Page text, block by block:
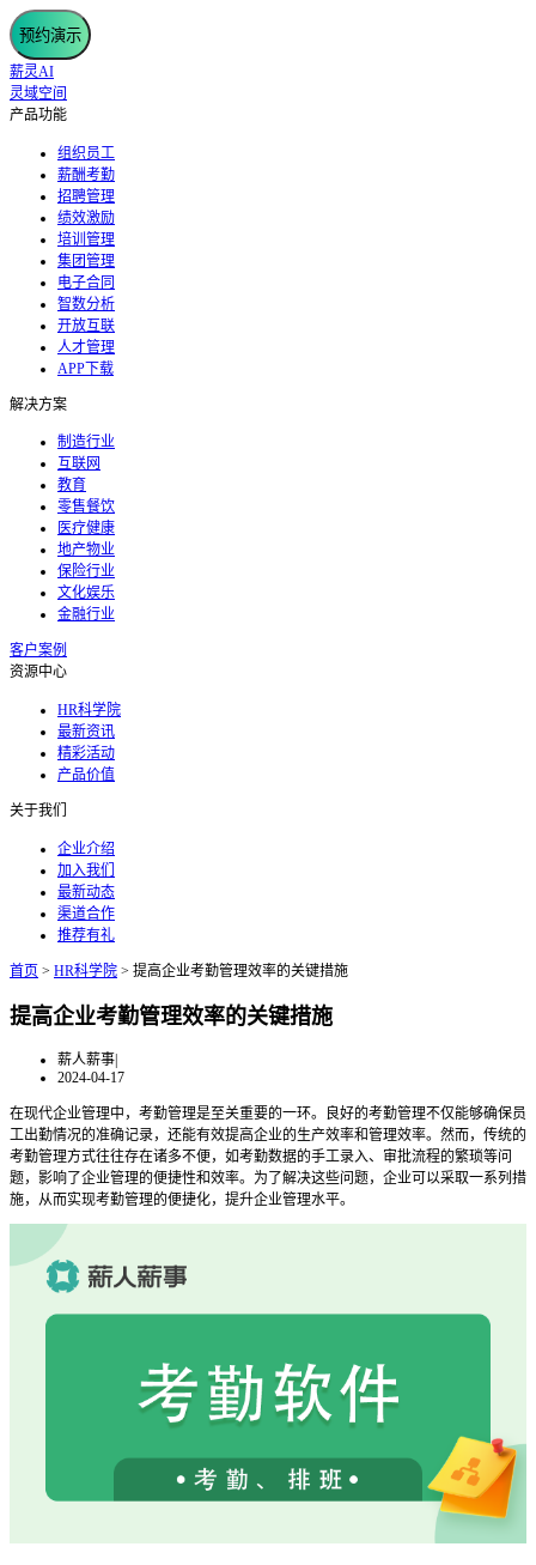
预约演示
薪灵AI
灵域空间
产品功能
组织员工
薪酬考勤
招聘管理
绩效激励
培训管理
集团管理
电子合同
智数分析
开放互联
人才管理
APP下载
解决方案
制造行业
互联网
教育
零售餐饮
医疗健康
地产物业
保险行业
文化娱乐
金融行业
客户案例
资源中心
HR科学院
最新资讯
精彩活动
产品价值
关于我们
企业介绍
加入我们
最新动态
渠道合作
推荐有礼
首页 > HR科学院 > 提高企业考勤管理效率的关键措施
提高企业考勤管理效率的关键措施
薪人薪事|
2024-04-17
在现代企业管理中，考勤管理是至关重要的一环。良好的考勤管理不仅能够确保员
工出勤情况的准确记录，还能有效提高企业的生产效率和管理效率。然而，传统的
考勤管理方式往往存在诸多不便，如考勤数据的手工录入、审批流程的繁琐等问
题，影响了企业管理的便捷性和效率。为了解决这些问题，企业可以采取一系列措
施，从而实现考勤管理的便捷化，提升企业管理水平。